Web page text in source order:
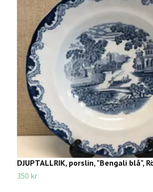
DJUPTALLRIK, porslin, "Bengali blå",
350 kr